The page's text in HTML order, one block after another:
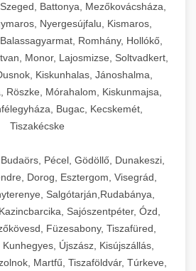
Battonya, Mezőkovácsháza,
Nyergesújfalu, Kismaros,
Romhány, Hollókő,
Monor, Lajosmizse, Soltvadkert,
Kiskunhalas, Jánoshalma,
Röszke, Mórahalom, Kiskunmajsa,
Bugac, Kecskemét,
Tiszakécske
Pécel, Gödöllő, Dunakeszi,
Dorog, Esztergom, Visegrád,
Salgótarján,Rudabánya,
Sajószentpéter, Ózd,
Füzesabony, Tiszafüred,
Újszász, Kisújszállás,
Martfű, Tiszaföldvár, Túrkeve,